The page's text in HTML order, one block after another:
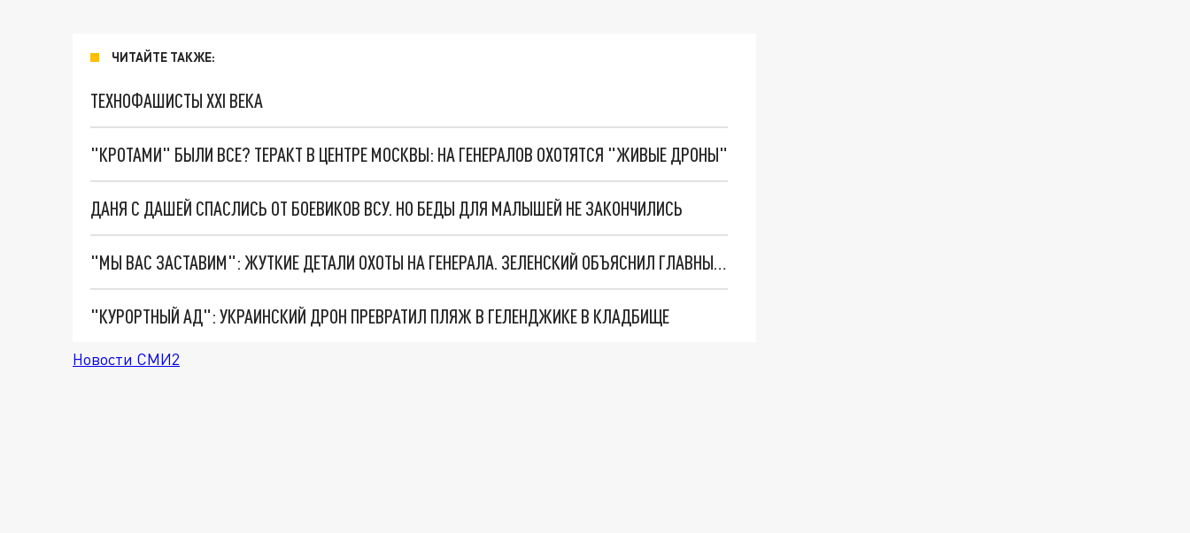
ЧИТАЙТЕ ТАКЖЕ:
ТЕХНОФАШИСТЫ XXI ВЕКА
"КРОТАМИ" БЫЛИ ВСЕ? ТЕРАКТ В ЦЕНТРЕ МОСКВЫ: НА ГЕНЕРАЛОВ ОХОТЯТСЯ "ЖИВЫЕ ДРОНЫ"
ДАНЯ С ДАШЕЙ СПАСЛИСЬ ОТ БОЕВИКОВ ВСУ. НО БЕДЫ ДЛЯ МАЛЫШЕЙ НЕ ЗАКОНЧИЛИСЬ
"МЫ ВАС ЗАСТАВИМ": ЖУТКИЕ ДЕТАЛИ ОХОТЫ НА ГЕНЕРАЛА. ЗЕЛЕНСКИЙ ОБЪЯСНИЛ ГЛАВНЫЙ СМЫСЛ ТЕРАКТА В ЦЕНТРЕ МОСКВЫ
"КУРОРТНЫЙ АД": УКРАИНСКИЙ ДРОН ПРЕВРАТИЛ ПЛЯЖ В ГЕЛЕНДЖИКЕ В КЛАДБИЩЕ
Новости СМИ2